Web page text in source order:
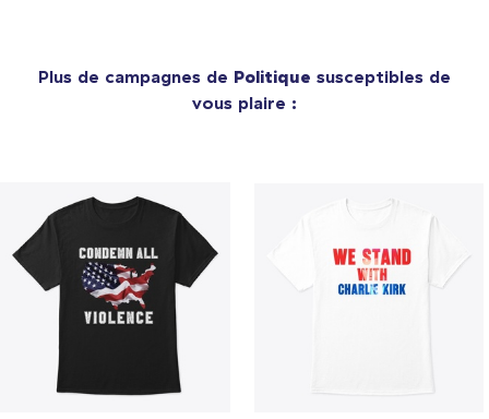
Plus de campagnes de Politique susceptibles de
vous plaire :